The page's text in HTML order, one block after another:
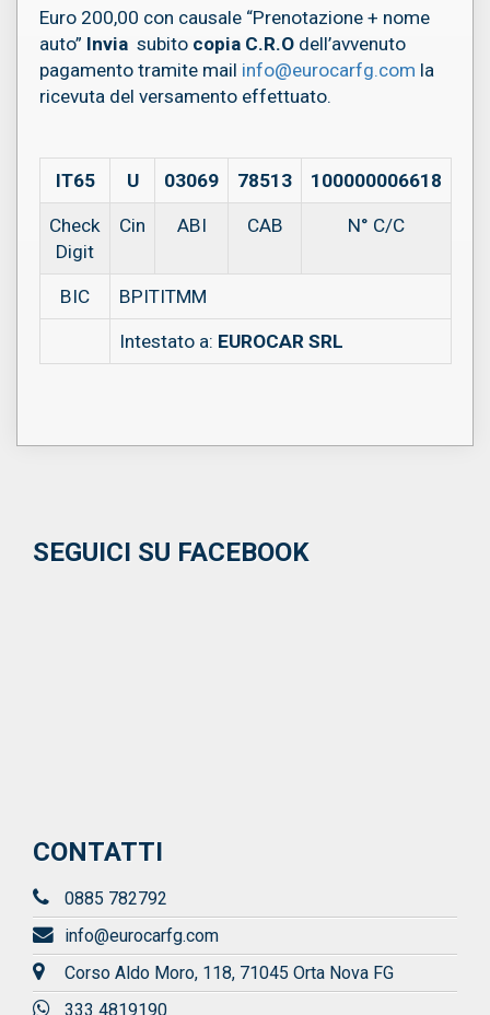
Euro 200,00 con causale “Prenotazione + nome
auto” Invia subito copia C.R.O dell’avvenuto
pagamento tramite mail info@eurocarfg.com la
ricevuta del versamento effettuato.
IT65 U 03069 78513 100000006618
Check
Digit
Cin ABI CAB N° C/C
BIC BPITITMM
Intestato a: EUROCAR SRL
SEGUICI SU FACEBOOK
CONTATTI
0885 782792
info@eurocarfg.com
Corso Aldo Moro, 118, 71045 Orta Nova FG
333 4819190